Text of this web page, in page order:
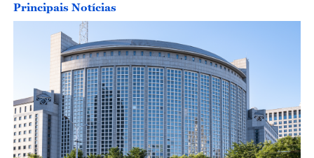
Principais Notícias